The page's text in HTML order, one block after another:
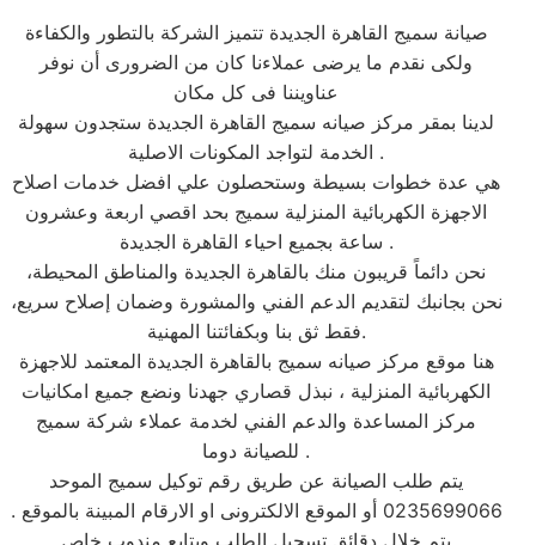
صيانة سميج القاهرة الجديدة تتميز الشركة بالتطور والكفاءة
ولكى نقدم ما يرضى عملاءنا كان من الضرورى أن نوفر
عناويننا فى كل مكان
لدينا بمقر مركز صيانه سميج القاهرة الجديدة ستجدون سهولة
الخدمة لتواجد المكونات الاصلية .
هي عدة خطوات بسيطة وستحصلون علي افضل خدمات اصلاح
الاجهزة الكهربائية المنزلية سميج بحد اقصي اربعة وعشرون
ساعة بجميع احياء القاهرة الجديدة .
نحن دائماً قريبون منك بالقاهرة الجديدة والمناطق المحيطة،
نحن بجانبك لتقديم الدعم الفني والمشورة وضمان إصلاح سريع،
فقط ثق بنا وبكفائتنا المهنية.
هنا موقع مركز صيانه سميج بالقاهرة الجديدة المعتمد للاجهزة
الكهربائية المنزلية ، نبذل قصاري جهدنا ونضع جميع امكانيات
مركز المساعدة والدعم الفني لخدمة عملاء شركة سميج
للصيانة دوما .
يتم طلب الصيانة عن طريق رقم توكيل سميج الموحد
0235699066 أو الموقع الالكترونى او الارقام المبينة بالموقع .
يتم خلال دقائق تسجيل الطلب ويتابع مندوب خاص